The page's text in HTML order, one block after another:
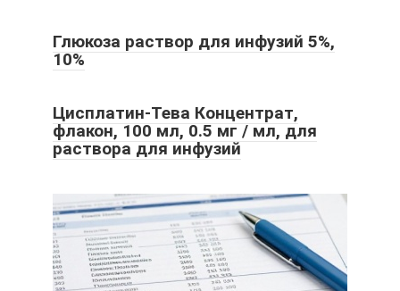
Глюкоза раствор для инфузий 5%,
10%
Цисплатин-Тева Концентрат,
флакон, 100 мл, 0.5 мг / мл, для
раствора для инфузий